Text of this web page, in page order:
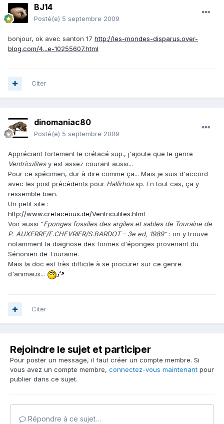
BJ14
Posté(e) 5 septembre 2009
bonjour, ok avec santon 17 http://les-mondes-disparus.over-
blog.com/4...e-10255607.html
Citer
dinomaniac80
Posté(e) 5 septembre 2009
Appréciant fortement le crétacé sup., j'ajoute que le genre
Ventriculitesy est assez courant aussi...
Pour ce spécimen, dur à dire comme ça... Mais je suis d'accord
avec les post précédents pour Hallirhoasp. En tout cas, ça y
ressemble bien.
Un petit site :
http://www.cretaceous.de/Ventriculites.html
Voir aussi "Eponges fossiles des argiles et sables de Touraine de
P. AUXERRE/F.CHEVRIER/S.BARDOT - 3e ed, 1989" : on y trouve
notamment la diagnose des formes d'éponges provenant du
Sénonien de Touraine.
Mais la doc est très difficile à se procurer sur ce genre
d'animaux...
Citer
Rejoindre le sujet et participer
Pour poster un message, il faut créer un compte membre. Si
vous avez un compte membre, connectez-vous maintenant pour
publier dans ce sujet.
Répondre à ce sujet…